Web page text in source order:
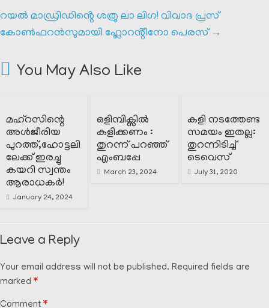
റയൽ മാഡ്രിഡിൻ്റെ ശത്രു ലാ ലിഗ! വിവാദ പ്രസ്
കോൺഫറൻസുമായി ഫ്ലോറൻ്റീനോ പെരസ് →
You May Also Like
മഹ്റസിന്റെ
അൾജീരിയ
പുറത്ത്,ഹോട്ടലി
ലേക്ക് ഇരച്ചു
കയറി സ്വന്തം
ആരാധകർ!
January 24, 2024
ഒളിമ്പിക്സിൽ
കളിക്കണം :
തുറന്ന് പറഞ്ഞ്
എംബപ്പേ
March 23, 2024
കളി നടത്തേണ്ട
സമയം ഇതല്ല:
തുറന്നിടിച്ച്
ടെവെസ്
July 31, 2020
Leave a Reply
Your email address will not be published. Required fields are
marked *
Comment *